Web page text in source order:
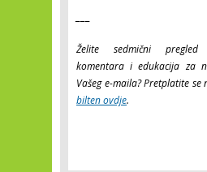
Želite sedmični
komentara i edukacija za
Vašeg e-maila? Pretplatite se
bilten ovdje.